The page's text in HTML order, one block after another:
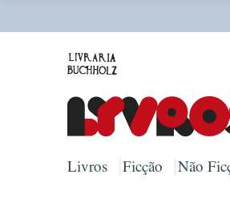
Livros Ficção Não